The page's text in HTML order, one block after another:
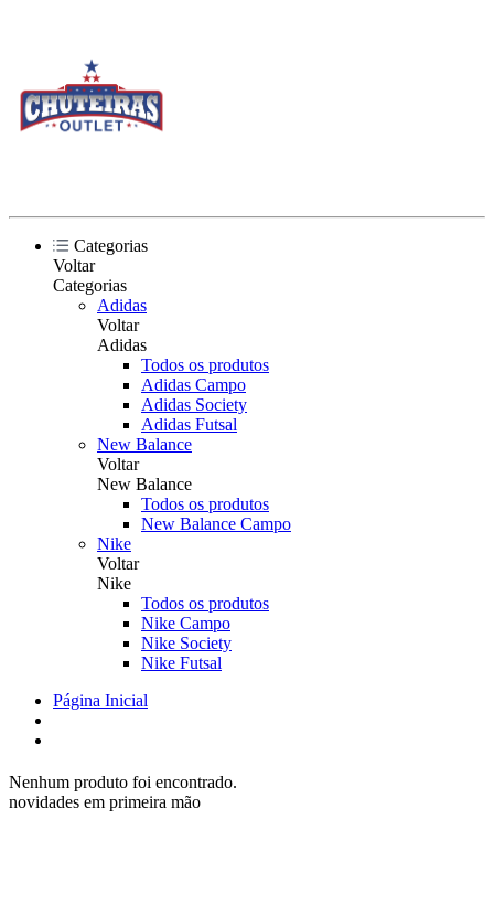
Categorias
Voltar
Categorias
Adidas
Voltar
Adidas
Todos os produtos
Adidas Campo
Adidas Society
Adidas Futsal
New Balance
Voltar
New Balance
Todos os produtos
New Balance Campo
Nike
Voltar
Nike
Todos os produtos
Nike Campo
Nike Society
Nike Futsal
Página Inicial
Nenhum produto foi encontrado.
novidades em primeira mão